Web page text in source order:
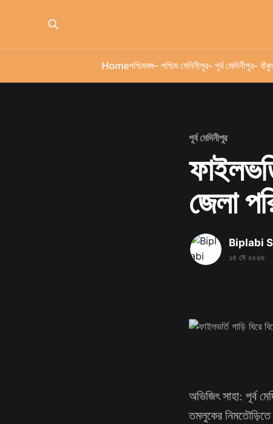
Homeপশ্চিমবঙ্গ- পশ্চিম মেদিনীপুর- পূর্ব মেদিনীপুর-
পূর্ব মেদিনীপুর
জেলা
Biplabi
১৫ মে ২০২৬
অভিজিৎ সাহা: পূর্ব
তমলুকের